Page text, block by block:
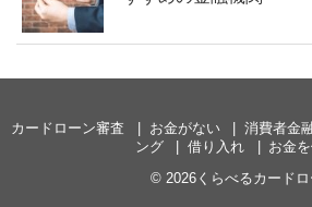
カードローン審査 お金がない 消費者金
ング
借り入れ
お金
© 2026くらべるカードロ